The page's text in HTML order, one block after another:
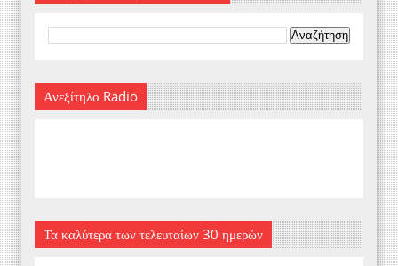
Ανεξίτηλο Radio
Τα καλύτερα των τελευταίων 30 ημερών